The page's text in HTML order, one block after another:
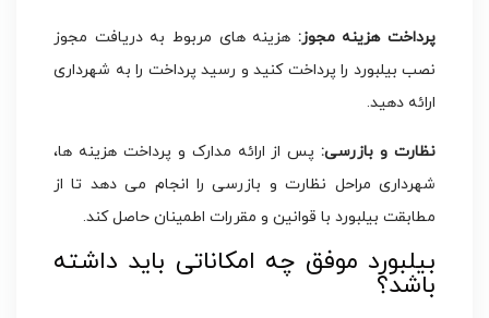
پرداخت هزینه مجوز: هزینه های مربوط به دریافت مجوز
نصب بیلبورد را پرداخت کنید و رسید پرداخت را به شهرداری
ارائه دهید.
نظارت و بازرسی: پس از ارائه مدارک و پرداخت هزینه ها،
شهرداری مراحل نظارت و بازرسی را انجام می دهد تا از
مطابقت بیلبورد با قوانین و مقررات اطمینان حاصل کند.
بیلبورد موفق چه امکاناتی باید داشته
باشد؟